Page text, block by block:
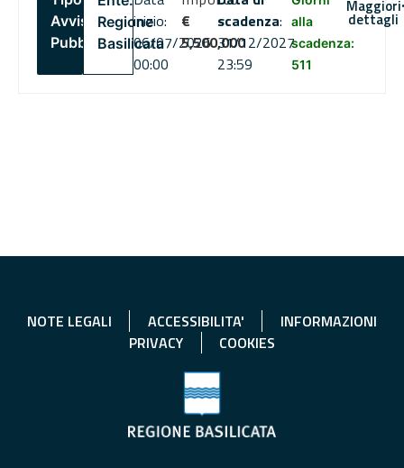
Avviso
Pubblico
Regione
Basilicata
inizio:
06/07/2026
00:00
€
5,500,000
scadenza:
31/12/2027
23:59
alla
scadenza:
511
Maggiori
dettagli
NOTE LEGALI ACCESSIBILITA'
INFORMAZIONI
PRIVACY
COOKIES